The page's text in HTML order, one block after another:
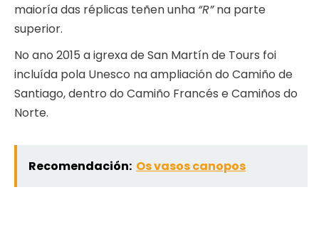
maioría das réplicas teñen unha “R”na parte
superior.
No ano 2015 a igrexa de San Martín de Tours foi
incluída pola Unesco na ampliación do Camiño de
Santiago, dentro do Camiño Francés e Camiños do
Norte.
Recomendación: Os vasos canopos